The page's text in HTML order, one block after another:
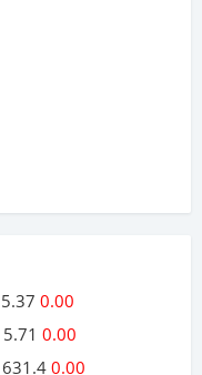
5.37 0.00
5.71 0.00
631.4 0.00